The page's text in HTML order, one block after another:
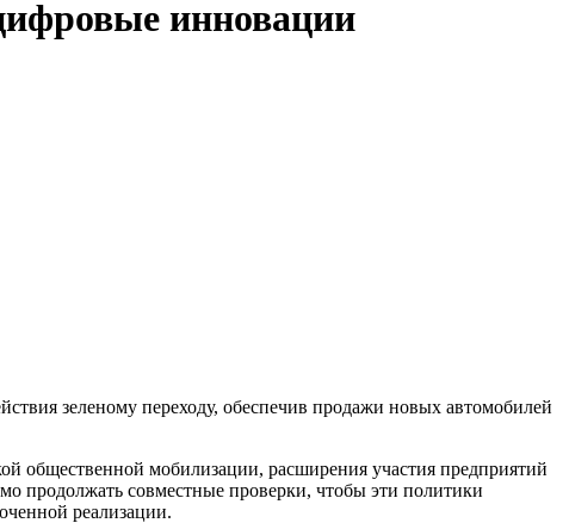
инновации
зеленому переходу, обеспечив продажи новых автомобилей
общественной мобилизации, расширения участия предприятий
продолжать совместные проверки, чтобы эти политики
реализации.